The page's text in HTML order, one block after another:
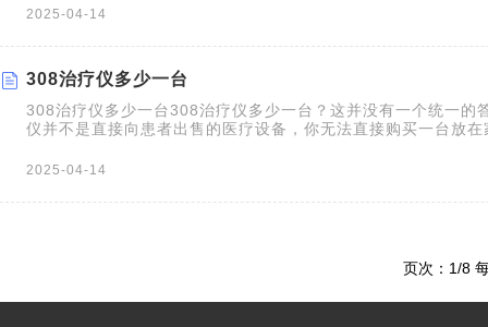
治疗寻常型银屑病，尤其是头皮银屑病。本品为无色的微带粘
2025-04-14
308治疗仪多少一台
308治疗仪多少一台308治疗仪多少一台？这并没有一个统一的
仪并不是直接向患者出售的医疗设备，你无法直接购买一台放
2025-04-14
页次：1/8